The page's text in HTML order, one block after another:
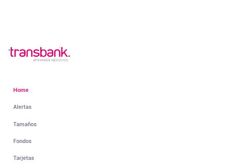
Home
Alertas
Tamaños
Fondos
Tarjetas